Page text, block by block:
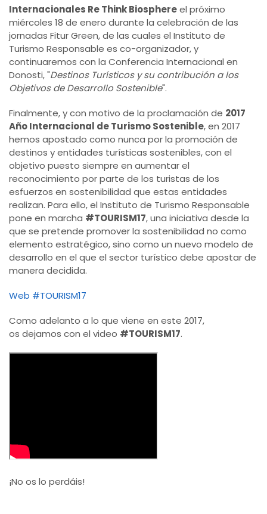
Internacionales Re Think Biosphereel próximo
miércoles 18 de enero durante la celebración de las
jornadas Fitur Green, de las cuales el Instituto de
Turismo Responsable es co-organizador, y
continuaremos con la Conferencia Internacional en
Donosti, "Destinos Turísticos y su contribución a los
Objetivos de Desarrollo Sostenible".
Finalmente, y con motivo de la proclamación de 2017
Año Internacional de Turismo Sostenible, en 2017
hemos apostado como nunca por la promoción de
destinos y entidades turísticas sostenibles, con el
objetivo puesto siempre en aumentar el
reconocimiento por parte de los turistas de los
esfuerzos en sostenibilidad que estas entidades
realizan. Para ello, el Instituto de Turismo Responsable
pone en marcha #TOURISM17, una iniciativa desde la
que se pretende promover la sostenibilidad no como
elemento estratégico, sino como un nuevo modelo de
desarrollo en el que el sector turístico debe apostar de
manera decidida.
Web #TOURISM17
Como adelanto a lo que viene en este 2017,
os dejamos con el video #TOURISM17.
¡No os lo perdáis!